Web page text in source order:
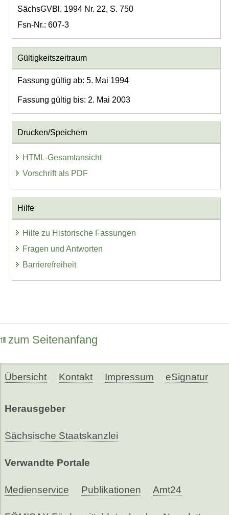
SächsGVBl. 1994 Nr. 22, S. 750
Fsn-Nr.: 607-3
Gültigkeitszeitraum
Fassung gültig ab: 5. Mai 1994
Fassung gültig bis: 2. Mai 2003
Drucken/Speichern
HTML-Gesamtansicht
Vorschrift als PDF
Hilfe
Hilfe zu Historische Fassungen
Fragen und Antworten
Barrierefreiheit
zum Seitenanfang
Übersicht Kontakt Impressum eSignatur
Herausgeber
Sächsische Staatskanzlei
Verwandte Portale
Medienservice Publikationen Amt24